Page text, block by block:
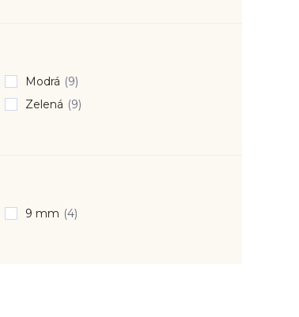
Modrá (9)
Zelená (9)
9 mm (4)